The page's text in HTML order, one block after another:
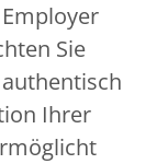
Sie
Ihrer